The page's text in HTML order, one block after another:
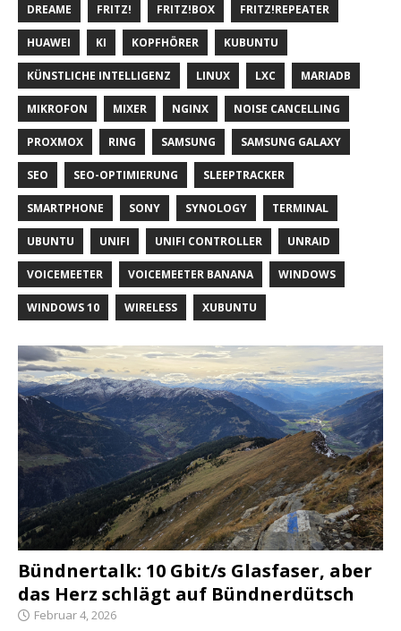
DREAME FRITZ! FRITZ!BOX FRITZ!REPEATER
HUAWEI KI KOPFHÖRER KUBUNTU
KÜNSTLICHE INTELLIGENZ LINUX LXC MARIADB
MIKROFON MIXER NGINX NOISE CANCELLING
PROXMOX RING SAMSUNG SAMSUNG GALAXY
SEO SEO-OPTIMIERUNG SLEEPTRACKER
SMARTPHONE SONY SYNOLOGY TERMINAL
UBUNTU UNIFI UNIFI CONTROLLER UNRAID
VOICEMEETER VOICEMEETER BANANA WINDOWS
WINDOWS 10 WIRELESS XUBUNTU
Bündnertalk: 10 Gbit/s Glasfaser, aber
das Herz schlägt auf Bündnerdütsch
Februar 4, 2026